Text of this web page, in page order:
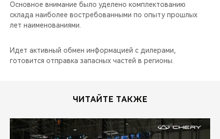
БЛАГОТВОРИТЕЛЬНОСТЬ
CHERY ДЛЯ ДЕТЕЙ
Основное внимание было уделено комплектованию
склада наиболее востребованными по опыту прошлых
лет наименованиями.
Идет активный обмен информацией с дилерами,
готовится отправка запасных частей в регионы.
ЧИТАЙТЕ ТАКЖЕ